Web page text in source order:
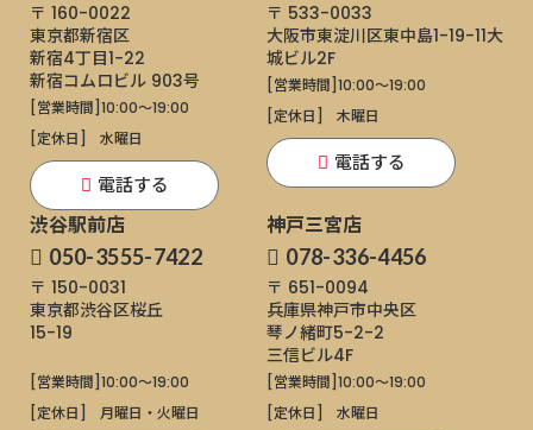
〒 160-0022
東京都新宿区
新宿4丁目1−22
新宿コムロビル 903号
[営業時間]10:00～19:00
[定休日]
水曜日
電話する
〒 533-0033
大阪市東淀川区東中島1-19-11大
城ビル2F
[営業時間]10:00～19:00
[定休日]
木曜日
電話する
渋谷駅前店
050-3555-7422
〒 150-0031
東京都渋谷区桜丘
15-19
[営業時間]10:00～19:00
[定休日]
月曜日・火曜日
神戸三宮店
078-336-4456
〒 651-0094
兵庫県神戸市中央区
琴ノ緒町5-2-2
三信ビル4F
[営業時間]10:00～19:00
[定休日]
水曜日